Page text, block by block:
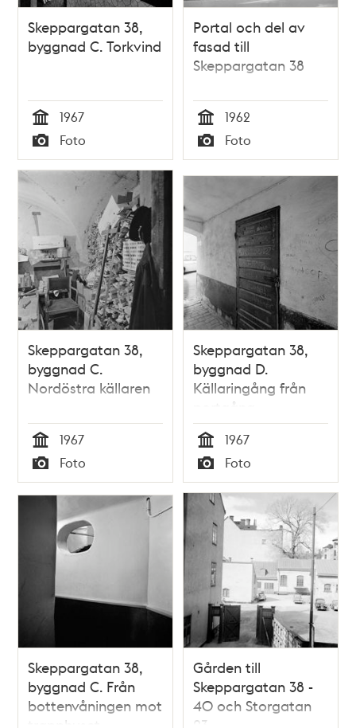
Skeppargatan 38,
byggnad C. Torkvind
Tid
1967
Typ
Foto
Portal och del av
fasad till
Skeppargatan 38
Tid
1962
Typ
Foto
Skeppargatan 38,
byggnad C.
Nordöstra källaren
Tid
1967
Typ
Foto
Skeppargatan 38,
byggnad D.
Källaringång från
portgång
Tid
1967
Typ
Foto
Skeppargatan 38,
byggnad C. Från
bottenvåningen mot
trapphuset
Gården till
Skeppargatan 38 -
40 och Storgatan
23